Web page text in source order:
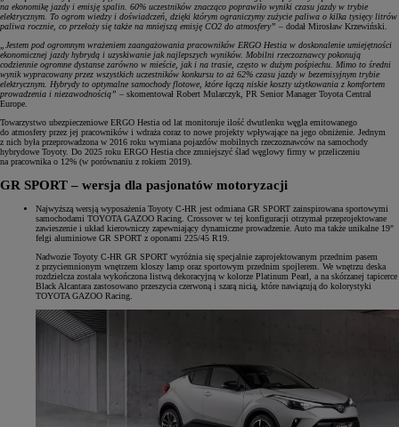
na ekonomikę jazdy i emisję spalin. 60% uczestników znacząco poprawiło wyniki czasu jazdy w trybie
elektrycznym. To ogrom wiedzy i doświadczeń, dzięki którym ograniczymy zużycie paliwa o kilka tysięcy litrów
paliwa rocznie, co przełoży się także na mniejszą emisję CO2 do atmosfery” – dodał Mirosław Krzewiński.
„Jestem pod ogromnym wrażeniem zaangażowania pracowników ERGO Hestia w doskonalenie umiejętności
ekonomicznej jazdy hybrydą i uzyskiwanie jak najlepszych wyników. Mobilni rzeczoznawcy pokonują
codziennie ogromne dystanse zarówno w mieście, jak i na trasie, często w dużym pośpiechu. Mimo to średni
wynik wypracowany przez wszystkich uczestników konkursu to aż 62% czasu jazdy w bezemisyjnym trybie
elektrycznym. Hybrydy to optymalne samochody flotowe, które łączą niskie koszty użytkowania z komfortem
prowadzenia i niezawodnością” – skomentował Robert Mularczyk, PR Senior Manager Toyota Central
Europe.
Towarzystwo ubezpieczeniowe ERGO Hestia od lat monitoruje ilość dwutlenku węgla emitowanego
do atmosfery przez jej pracowników i wdraża coraz to nowe projekty wpływające na jego obniżenie. Jednym
z nich była przeprowadzona w 2016 roku wymiana pojazdów mobilnych rzeczoznawców na samochody
hybrydowe Toyoty. Do 2025 roku ERGO Hestia chce zmniejszyć ślad węglowy firmy w przeliczeniu
na pracownika o 12% (w porównaniu z rokiem 2019).
GR SPORT – wersja dla pasjonatów motoryzacji
Najwyższą wersją wyposażenia Toyoty C-HR jest odmiana GR SPORT zainspirowana sportowymi
samochodami TOYOTA GAZOO Racing. Crossover w tej konfiguracji otrzymał przeprojektowane
zawieszenie i układ kierowniczy zapewniający dynamiczne prowadzenie. Auto ma także unikalne 19"
felgi aluminiowe GR SPORT z oponami 225/45 R19.
Nadwozie Toyoty C-HR GR SPORT wyróżnia się specjalnie zaprojektowanym przednim pasem
z przyciemnionym wnętrzem kloszy lamp oraz sportowym przednim spojlerem. We wnętrzu deska
rozdzielcza została wykończona listwą dekoracyjną w kolorze Platinum Pearl, a na skórzanej tapicerce
Black Alcantara zastosowano przeszycia czerwoną i szarą nicią, które nawiązują do kolorystyki
TOYOTA GAZOO Racing.